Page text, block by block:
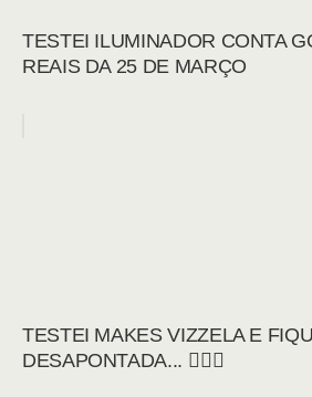
TESTEI ILUMINADOR CONTA
REAIS DA 25 DE MARÇO
TESTEI MAKES VIZZELA E
DESAPONTADA... 🤦🏻‍♀️